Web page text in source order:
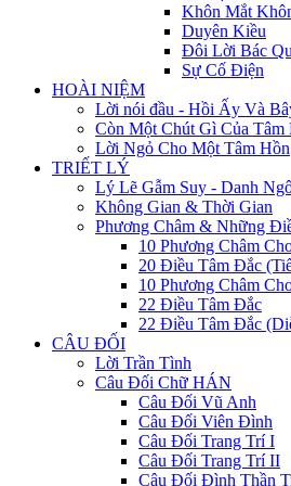
Khôn Mắt
Duyên Kiều
Đôi Lời Bác
Sự Cố Điện
HOÀI NIỆM
Lời nói đầu - Hồi Ấy Và
Còn Một Chút Gì Của Tâm
Lời Ngỏ Cho Một Tâm Hồn
TRIẾT LÝ
Lý Lẽ Gẫm Suy - Danh
Không Gian & Thời Gian
Phương Châm & Những
10 Phương Châm
20 Điều Tâm Đắc
10 Phương Châm
22 Điều Tâm Đắc
22 Điều Tâm Đắc
CÂU ĐỐI
Lời Trần Tình
Câu Đối Chữ HÁN
Câu Đối Vũ Anh
Câu Đối Viên Đình
Câu Đối Trang Trí I
Câu Đối Trang Trí II
Câu Đối Đình Thần